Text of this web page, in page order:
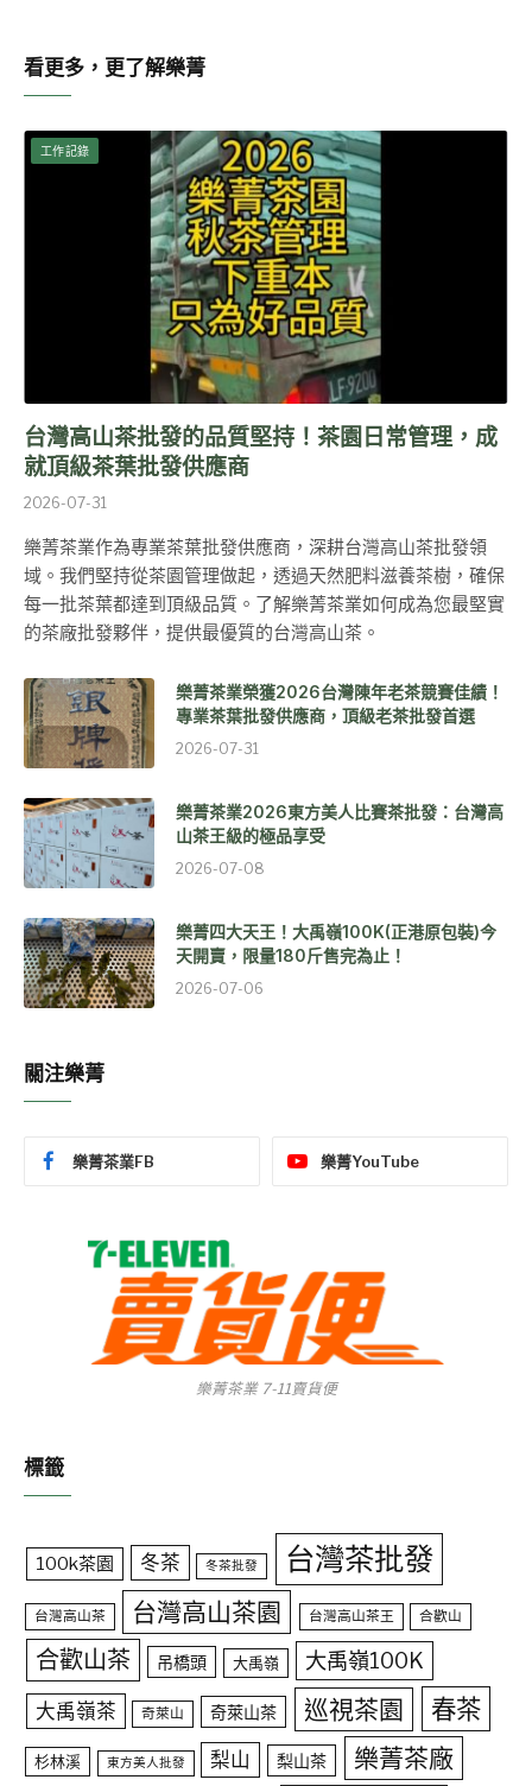
看更多，更了解樂菁
工作記錄
台灣高山茶批發的品質堅持！茶園日常管理，成
就頂級茶葉批發供應商
2026-07-31
樂菁茶業作為專業茶葉批發供應商，深耕台灣高山茶批發領
域。我們堅持從茶園管理做起，透過天然肥料滋養茶樹，確保
每一批茶葉都達到頂級品質。了解樂菁茶業如何成為您最堅實
的茶廠批發夥伴，提供最優質的台灣高山茶。
樂菁茶業榮獲2026台灣陳年老茶競賽佳績！
專業茶葉批發供應商，頂級老茶批發首選
2026-07-31
樂菁茶業2026東方美人比賽茶批發：台灣高
山茶王級的極品享受
2026-07-08
樂菁四大天王！大禹嶺100K(正港原包裝)今
天開賣，限量180斤售完為止！
2026-07-06
關注樂菁
樂菁茶業FB 樂菁YouTube
樂菁茶業 7-11賣貨便
標籤
100k茶園 冬茶 冬茶批發 台灣茶批發
台灣高山茶 台灣高山茶園 台灣高山茶王 合歡山
合歡山茶 吊橋頭 大禹嶺 大禹嶺100K
大禹嶺茶 奇萊山 奇萊山茶 巡視茶園 春茶
杉林溪 東方美人批發 梨山 梨山茶 樂菁茶廠